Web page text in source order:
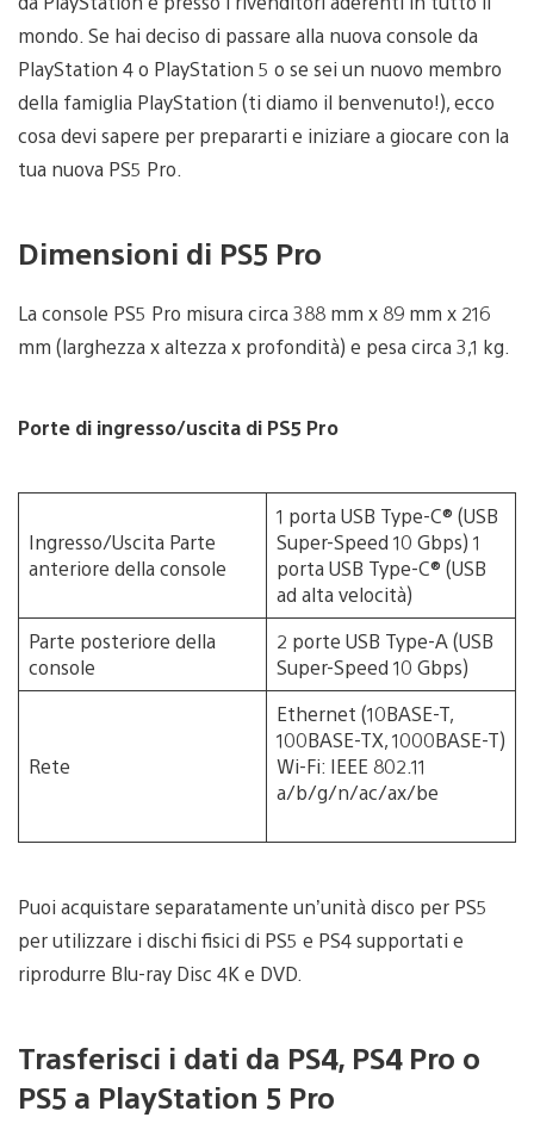
mondo. Se hai deciso di passare alla nuova console da
PlayStation 4 o PlayStation 5 o se sei un nuovo membro
della famiglia PlayStation (ti diamo il benvenuto!), ecco
cosa devi sapere per prepararti e iniziare a giocare con la
tua nuova PS5 Pro.
Dimensioni di PS5 Pro
La console PS5 Pro misura circa 388 mm x 89 mm x 216
mm (larghezza x altezza x profondità) e pesa circa 3,1 kg.
Porte di ingresso/uscita di PS5 Pro
Ingresso/Uscita Parte
anteriore della console
1 porta USB Type-C® (USB
Super-Speed 10 Gbps) 1
porta USB Type-C® (USB
ad alta velocità)
Parte posteriore della
console
2 porte USB Type-A (USB
Super-Speed 10 Gbps)
Rete
Ethernet (10BASE-T,
100BASE-TX, 1000BASE-T)
Wi-Fi: IEEE 802.11
a/b/g/n/ac/ax/be
Puoi acquistare separatamente un’unità disco per PS5
per utilizzare i dischi fisici di PS5 e PS4 supportati e
riprodurre Blu-ray Disc 4K e DVD.
Trasferisci i dati da PS4, PS4 Pro o
PS5 a PlayStation 5 Pro